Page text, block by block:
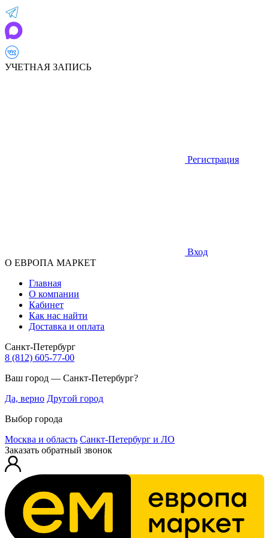
УЧЕТНАЯ ЗАПИСЬ
Регистрация
Вход
О ЕВРОПА МАРКЕТ
Главная
О компании
Кабинет
Как нас найти
Доставка и оплата
Санкт-Петербург
8 (812) 605-77-00
Ваш город — Санкт-Петербург?
Да, верно Другой город
Выбор города
Москва и область Санкт-Петербург и ЛО
Заказать обратный звонок